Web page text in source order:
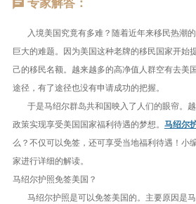
专家解答：
入境美国究竟有多难？随着近年来移民热潮的
巨大的难题。因为美国这种老牌的移民国家开始
己的移民名额。越来越多的高净值人群空有去美
途径，有了途径也没有申请成功的把握。
于是马绍尔群岛共和国映入了人们的眼帘。
政策实现享受美国国家福利待遇的梦想。 马绍尔
么？不仅可以免签，还可享受当地福利待遇！小
家进行详细的解读。
马绍尔护照免签美国？
马绍尔护照是可以免签美国的。主要原因是